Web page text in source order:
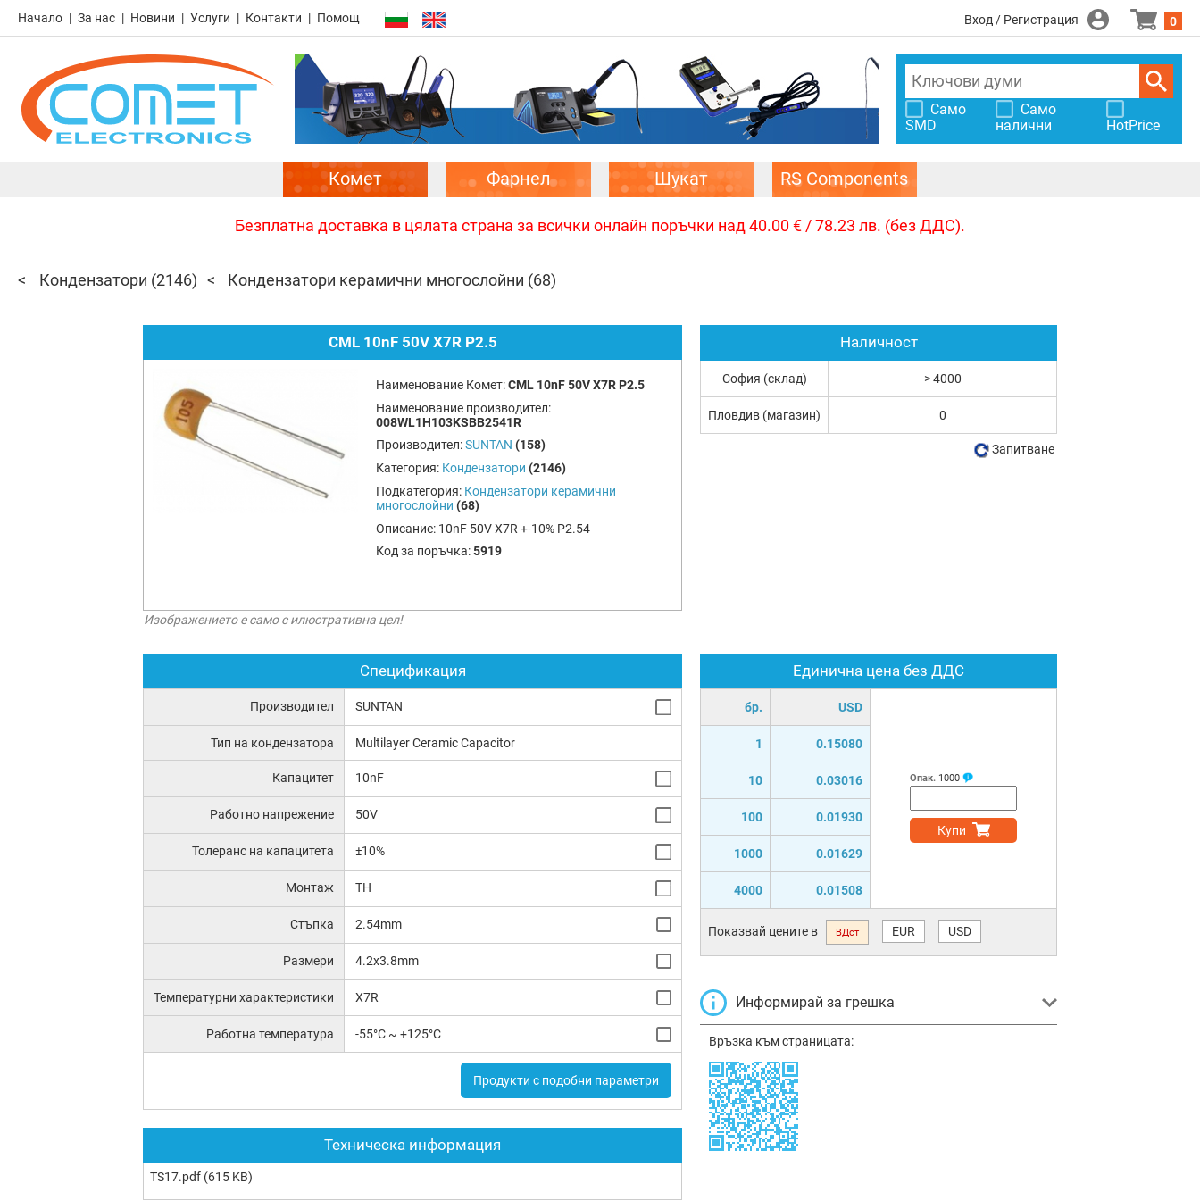
Начало За нас Новини Услуги Контакти Помощ Вход / Регистрация 0
Само
SMD
Само
налични
HotPrice
Комет Фарнел Шукат RS Components
Безплатна доставка в цялата страна за всички онлайн поръчки над 40.00 € / 78.23 лв. (без ДДС).
Кондензатори (2146) Кондензатори керамични многослойни (68)
CML 10nF 50V X7R P2.5
Наименование Комет:CML 10nF 50V X7R P2.5
Наименование производител:
008WL1H103KSBB2541R
Производител:SUNTAN (158)
Категория: Кондензатори (2146)
Подкатегория: Кондензатори керамични
многослойни (68)
Описание: 10nF 50V X7R +-10% P2.54
Код за поръчка:5919
Изображението е само с илюстративна цел!
Спецификация
Производител SUNTAN
Тип на кондензатора Multilayer Ceramic Capacitor
Капацитет 10nF
Работно напрежение 50V
Толеранс на капацитета ±10%
Монтаж TH
Стъпка 2.54mm
Размери 4.2x3.8mm
Температурни характеристики X7R
Работна температура -55°C ~ +125°C
Продукти с подобни параметри
Техническа информация
TS17.pdf (615 KB)
Единична цена без ДДС
бр. USD
1 0.15080
10 0.03016
100 0.01930
1000 0.01629
4000 0.01508
Опак. 1000
Купи
Показвай цените в ВДст EUR USD
Информирай за грешка
Връзка към страницата:
Наличност
София (склад) > 4000
Пловдив (магазин) 0
Запитване